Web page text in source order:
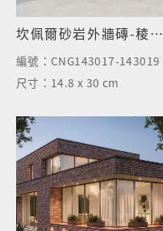
坎佩爾砂岩外牆磚-稜砌灰
編號： CNG143017-143019
尺寸： 14.8 x 30 cm